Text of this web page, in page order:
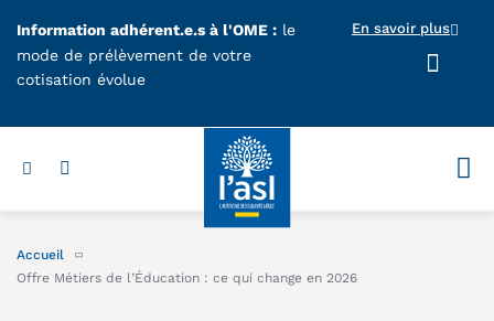
Information adhérent.e.s à l'OME : le
mode de prélèvement de votre
cotisation évolue
En savoir plus
Accueil
Offre Métiers de l’Éducation : ce qui change en 2026